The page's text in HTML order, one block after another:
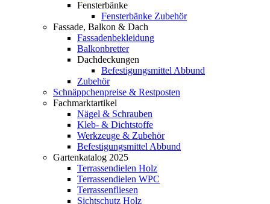
Fensterbänke
Fensterbänke Zubehör
Fassade, Balkon & Dach
Fassadenbekleidung
Balkonbretter
Dachdeckungen
Befestigungsmittel Abbund
Zubehör
Schnäppchenpreise & Restposten
Fachmarktartikel
Nägel & Schrauben
Kleb- & Dichtstoffe
Werkzeuge & Zubehör
Befestigungsmittel Abbund
Gartenkatalog 2025
Terrassendielen Holz
Terrassendielen WPC
Terrassenfliesen
Sichtschutz Holz